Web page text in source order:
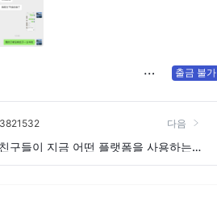
출금 불가
다음
구들이 지금 어떤 플랫폼을 사용하는
안정적인지 묻습니다,